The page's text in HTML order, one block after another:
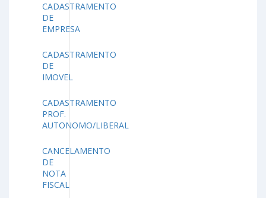
CADASTRAMENTO
DE
EMPRESA
CADASTRAMENTO
DE
IMOVEL
CADASTRAMENTO
PROF.
AUTONOMO/LIBERAL
CANCELAMENTO
DE
NOTA
FISCAL